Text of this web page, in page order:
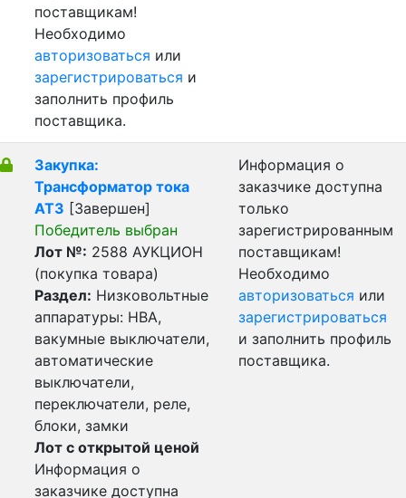
поставщикам!
Необходимо
авторизоваться или
зарегистрироваться и
заполнить профиль
поставщика.
Закупка:
Трансформатор тока
АТЗ [Завершен]
Победитель выбран
Лот №: 2588 АУКЦИОН
(покупка товара)
Раздел: Низковольтные
аппаратуры: НВА,
вакумные выключатели,
автоматические
выключатели,
переключатели, реле,
блоки, замки
Лот с открытой ценой
Информация о
заказчике доступна
Информация о
заказчике доступна
только
зарегистрированным
поставщикам!
Необходимо
авторизоваться или
зарегистрироваться
и заполнить профиль
поставщика.